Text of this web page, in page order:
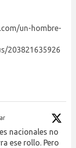
un-hombre-
203821635926
nacionales no
ese rollo. Pero